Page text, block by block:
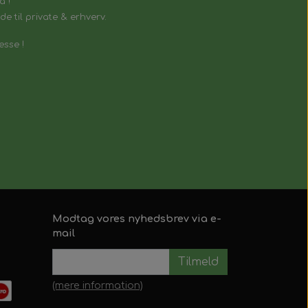
til private & erhverv.
!
Modtag vores nyhedsbrev via e-
mail
Tilmeld
(mere information)